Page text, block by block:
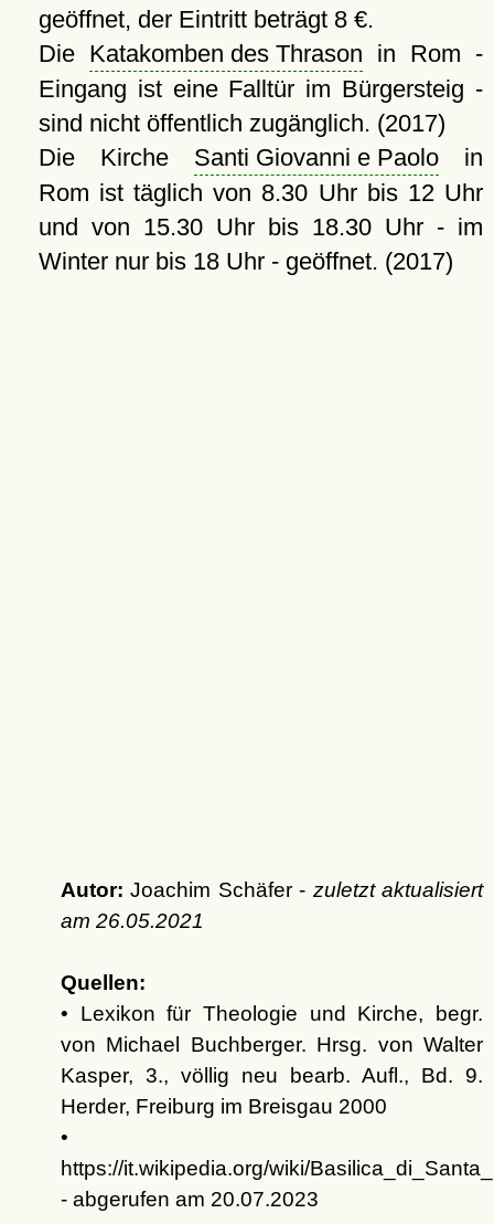
geöffnet, der Eintritt beträgt 8 €.
Die Katakomben des Thrason in Rom -
Eingang ist eine Falltür im Bürgersteig -
sind nicht öffentlich zugänglich. (2017)
Die Kirche Santi Giovanni e Paoloin
Rom ist täglich von 8.30 Uhr bis 12 Uhr
und von 15.30 Uhr bis 18.30 Uhr - im
Winter nur bis 18 Uhr - geöffnet. (2017)
Autor: Joachim Schäfer - zuletzt aktualisiert
am 26.05.2021
Quellen:
• Lexikon für Theologie und Kirche, begr.
von Michael Buchberger. Hrsg. von Walter
Kasper, 3., völlig neu bearb. Aufl., Bd. 9.
Herder, Freiburg im Breisgau 2000
•
https://it.wikipedia.org/wiki/
- abgerufen am 20.07.2023